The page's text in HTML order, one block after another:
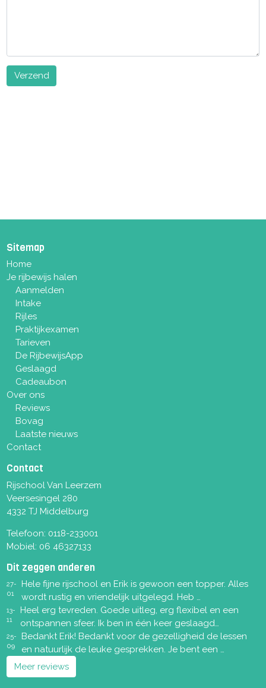
Sitemap
Home
Je rijbewijs halen
Aanmelden
Intake
Rijles
Praktijkexamen
Tarieven
De RijbewijsApp
Geslaagd
Cadeaubon
Over ons
Reviews
Bovag
Laatste nieuws
Contact
Contact
Rijschool Van Leerzem
Veersesingel 280
4332 TJ Middelburg
Telefoon: 0118-233001
Mobiel: 06 46327133
Dit zeggen anderen
27-
01
Hele fijne rijschool en Erik is gewoon een topper. Alles
wordt rustig en vriendelijk uitgelegd. Heb …
13-
11
Heel erg tevreden. Goede uitleg, erg flexibel en een
ontspannen sfeer. Ik ben in één keer geslaagd…
25-
09
Bedankt Erik! Bedankt voor de gezelligheid de lessen
en natuurlijk de leuke gesprekken. Je bent een …
Meer reviews